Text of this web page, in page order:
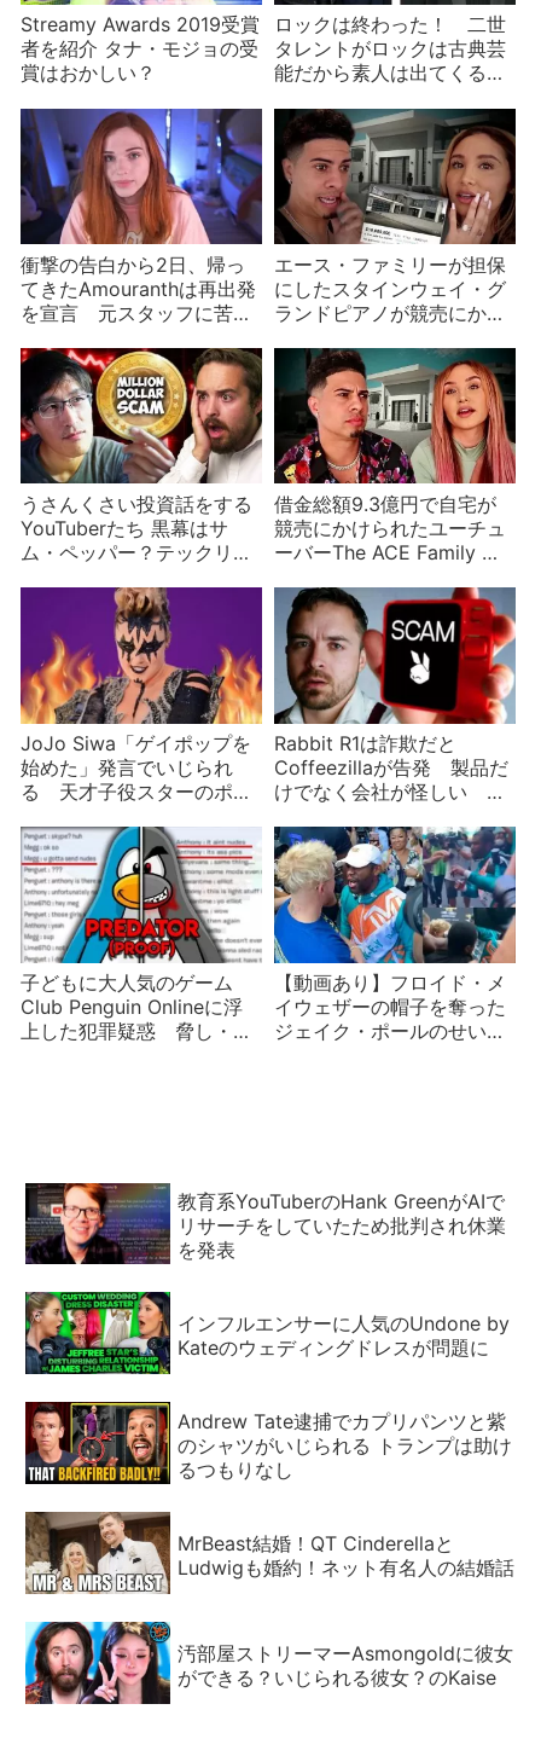
Streamy Awards 2019受賞
者を紹介 タナ・モジョの受
賞はおかしい？
ロックは終わった！ 二世
タレントがロックは古典芸
能だから素人は出てくるな
衝撃の告白から2日、帰っ
てきたAmouranthは再出発
を宣言 元スタッフに苦言
エース・ファミリーが担保
にしたスタインウェイ・グ
ランドピアノが競売にかけ
うさんくさい投資話をする
YouTuberたち 黒幕はサ
ム・ペッパー？テックリー
はドット絵を6000万円で
借金総額9.3億円で自宅が
競売にかけられたユーチュ
ーバーThe ACE Family 贅
リのツケ
JoJo Siwa「ゲイポップを
始めた」発言でいじられ
る 天才子役スターのポジ
Rabbit R1は詐欺だと
Coffeezillaが告発 製品だ
けでなく会社が怪しい 実
NFTを売っていた？
子どもに大人気のゲーム
Club Penguin Onlineに浮
上した犯罪疑惑 脅し・サ
【動画あり】フロイド・メ
イウェザーの帽子を奪った
ジェイク・ポールのせいで
教育系YouTuberのHank GreenがAIで
リサーチをしていたため批判され休業
を発表
インフルエンサーに人気のUndone by
Kateのウェディングドレスが問題に
Andrew Tate逮捕でカプリパンツと紫
のシャツがいじられる トランプは助け
るつもりなし
MrBeast結婚！QT Cinderellaと
Ludwigも婚約！ネット有名人の結婚話
汚部屋ストリーマーAsmongoldに彼女
ができる？いじられる彼女？のKaise